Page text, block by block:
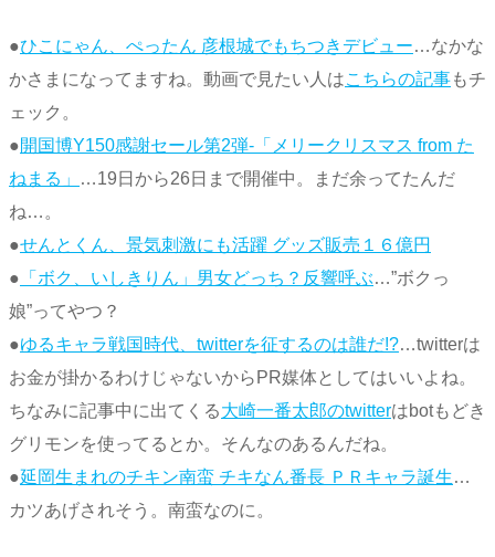
●ひこにゃん、ぺったん 彦根城でもちつきデビュー…なかな
かさまになってますね。動画で見たい人はこちらの記事もチ
ェック。
●開国博Y150感謝セール第2弾-「メリークリスマス from た
ねまる」
…19日から26日まで開催中。まだ余ってたんだ
ね…。
●せんとくん、景気刺激にも活躍 グッズ販売１６億円
● 「ボク、いしきりん」男女どっち？反響呼ぶ…”ボクっ
娘”ってやつ？
●ゆるキャラ戦国時代、twitterを征するのは誰だ!?…twitterは
お金が掛かるわけじゃないからPR媒体としてはいいよね。
ちなみに記事中に出てくる大崎一番太郎のtwitterはbotもどき
グリモンを使ってるとか。そんなのあるんだね。
●延岡生まれのチキン南蛮 チキなん番長 ＰＲキャラ誕生…
カツあげされそう。南蛮なのに。